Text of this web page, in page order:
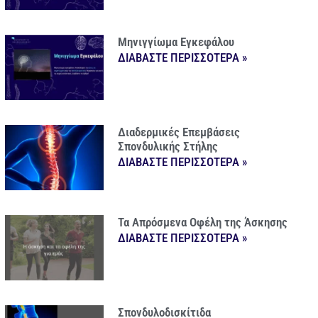
Μηνιγγίωμα Εγκεφάλου
ΔΙΑΒΑΣΤΕ ΠΕΡΙΣΣΟΤΕΡΑ »
Διαδερμικές Επεμβάσεις
Σπονδυλικής Στήλης
ΔΙΑΒΑΣΤΕ ΠΕΡΙΣΣΟΤΕΡΑ »
Τα Απρόσμενα Οφέλη της Άσκησης
ΔΙΑΒΑΣΤΕ ΠΕΡΙΣΣΟΤΕΡΑ »
Σπονδυλοδισκίτιδα